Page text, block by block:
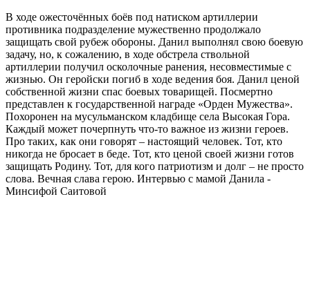
В ходе ожесточённых боёв под натиском артиллерии
противника подразделение мужественно продолжало
защищать свой рубеж обороны. Данил выполнял свою боевую
задачу, но, к сожалению, в ходе обстрела ствольной
артиллерии получил осколочные ранения, несовместимые с
жизнью. Он геройски погиб в ходе ведения боя. Данил ценой
собственной жизни спас боевых товарищей. Посмертно
представлен к государственной награде «Орден Мужества».
Похоронен на мусульманском кладбище села Высокая Гора.
Каждый может почерпнуть что-то важное из жизни героев.
Про таких, как они говорят – настоящий человек. Тот, кто
никогда не бросает в беде. Тот, кто ценой своей жизни готов
защищать Родину. Тот, для кого патриотизм и долг – не просто
слова. Вечная слава герою. Интервью с мамой Данила -
Минсифой Саитовой